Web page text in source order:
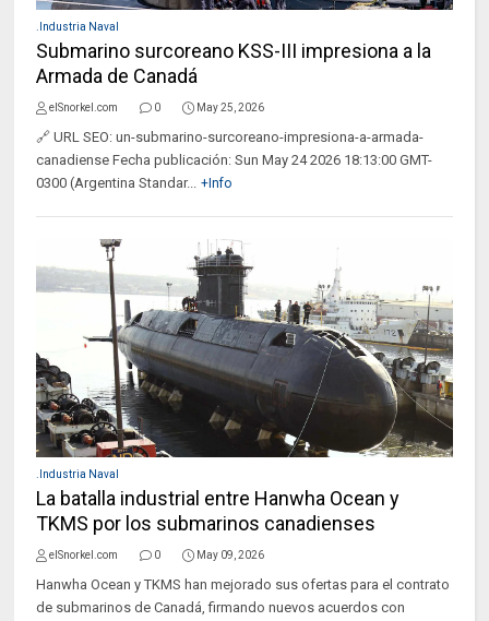
.Industria Naval
Submarino surcoreano KSS-III impresiona a la
Armada de Canadá
elSnorkel.com 0 May 25, 2026
🔗 URL SEO: un-submarino-surcoreano-impresiona-a-armada-
canadiense Fecha publicación: Sun May 24 2026 18:13:00 GMT-
0300 (Argentina Standar... +Info
.Industria Naval
La batalla industrial entre Hanwha Ocean y
TKMS por los submarinos canadienses
elSnorkel.com 0 May 09, 2026
Hanwha Ocean y TKMS han mejorado sus ofertas para el contrato
de submarinos de Canadá, firmando nuevos acuerdos con